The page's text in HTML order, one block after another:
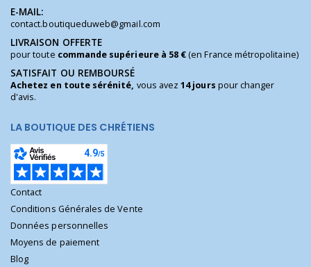
E-MAIL:
contact.boutiqueduweb@gmail.com
LIVRAISON OFFERTE
pour toute commande supérieure à 58 €(en France métropolitaine)
SATISFAIT OU REMBOURSÉ
Achetez en toute sérénité, vous avez14 jours pour changer
d'avis.
LA BOUTIQUE DES CHRÉTIENS
Contact
Conditions Générales de Vente
Données personnelles
Moyens de paiement
Blog